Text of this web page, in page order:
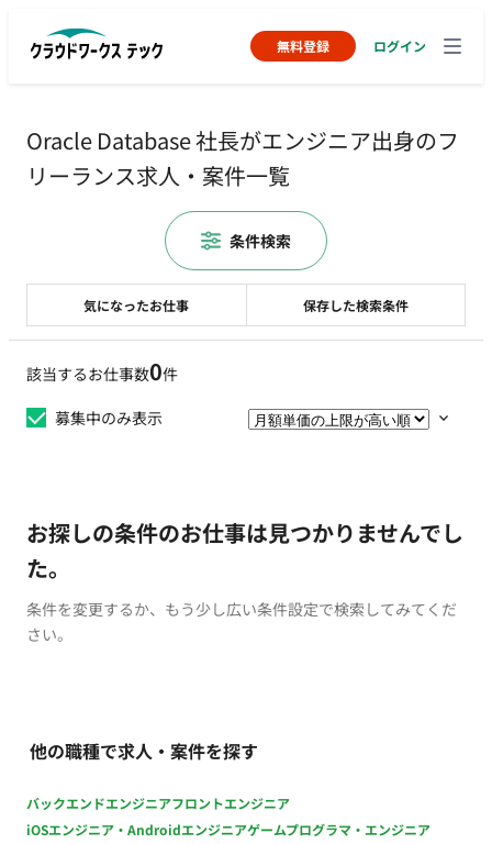
無料登録 ログイン
Oracle Database 社長がエンジニア出身のフ
リーランス求人・案件一覧
該当するお仕事数0件
募集中のみ表示
お探しの条件のお仕事は見つかりませんでし
た。
条件を変更するか、もう少し広い条件設定で検索してみてくだ
さい。
他の職種で求人・案件を探す
バックエンドエンジニアフロントエンジニア
iOSエンジニア・Androidエンジニアゲームプログラマ・エンジニア
気になったお仕事 保存した検索条件
条件検索